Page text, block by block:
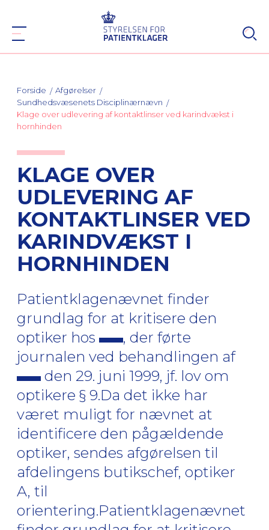
Forside
Afgørelser
Sundhedsvæsenets Disciplinærnævn
Klage over udlevering af kontaktlinser ved karindvækst i
hornhinden
KLAGE OVER
UDLEVERING AF
KONTAKTLINSER VED
KARINDVÆKST I
HORNHINDEN
Patientklagenævnet finder
grundlag for at kritisere den
optiker hos
, der førte
journalen ved behandlingen af
den 29. juni 1999, jf. lov om
optikere § 9.Da det ikke har
været muligt for nævnet at
identificere den pågældende
optiker, sendes afgørelsen til
afdelingens butikschef, optiker
A, til
orientering.Patientklagenævnet